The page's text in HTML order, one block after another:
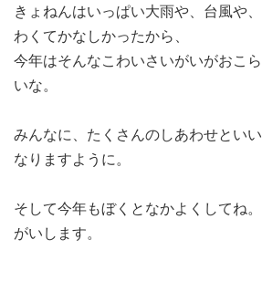
きょねんはいっぱい大雨や、台風や
わくてかなしかったから、
今年はそんなこわいさいがいがおこ
いな。
みんなに、たくさんのしあわせとい
なりますように。
そして今年もぼくとなかよくしてね
がいします。